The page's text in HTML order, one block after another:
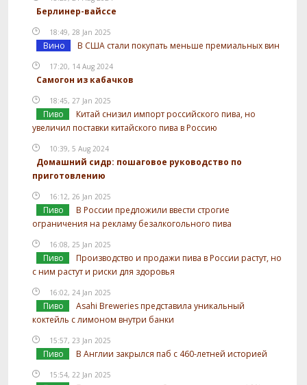
Берлинер-вайссе
18:49, 28 Jan 2025
Вино В США стали покупать меньше премиальных вин
17:20, 14 Aug 2024
Самогон из кабачков
18:45, 27 Jan 2025
Пиво
Китай снизил импорт российского пива, но
увеличил поставки китайского пива в Россию
10:39, 5 Aug 2024
Домашний сидр: пошаговое руководство по
приготовлению
16:12, 26 Jan 2025
Пиво
В России предложили ввести строгие
ограничения на рекламу безалкогольного пива
16:08, 25 Jan 2025
Пиво
Производство и продажи пива в России растут, но
с ним растут и риски для здоровья
16:02, 24 Jan 2025
Пиво
Asahi Breweries представила уникальный
коктейль с лимоном внутри банки
15:57, 23 Jan 2025
Пиво В Англии закрылся паб с 460-летней историей
15:54, 22 Jan 2025